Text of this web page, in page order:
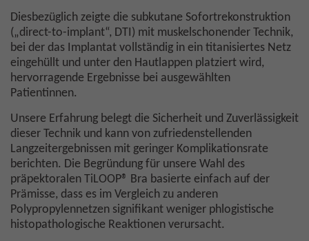
Diesbezüglich zeigte die subkutane Sofortrekonstruktion
(„direct-to-implant“, DTI) mit muskelschonender Technik,
bei der das Implantat vollständig in ein titanisiertes Netz
eingehüllt und unter den Hautlappen platziert wird,
hervorragende Ergebnisse bei ausgewählten
Patientinnen.
Unsere Erfahrung belegt die Sicherheit und Zuverlässigkeit
dieser Technik und kann von zufriedenstellenden
Langzeitergebnissen mit geringer Komplikationsrate
berichten. Die Begründung für unsere Wahl des
präpektoralen TiLOOP® Bra basierte einfach auf der
Prämisse, dass es im Vergleich zu anderen
Polypropylennetzen signifikant weniger phlogistische
histopathologische Reaktionen verursacht.